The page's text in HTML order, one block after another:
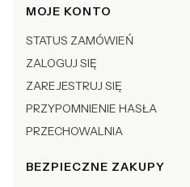
Linki w stopce
MOJE KONTO
STATUS ZAMÓWIEŃ
ZALOGUJ SIĘ
ZAREJESTRUJ SIĘ
PRZYPOMNIENIE HASŁA
PRZECHOWALNIA
BEZPIECZNE ZAKUPY